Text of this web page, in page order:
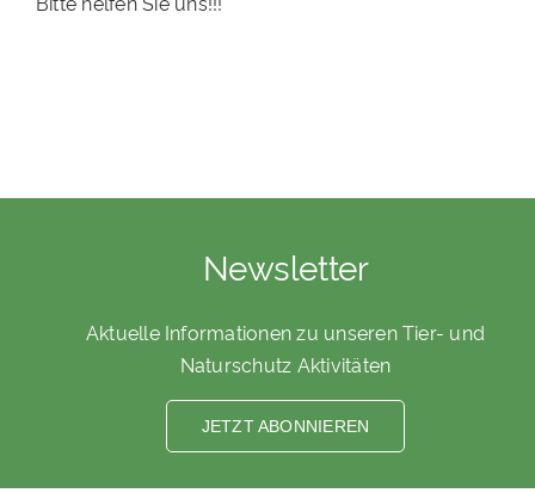
Newsletter
Aktuelle Informationen zu unseren Tier- und
Naturschutz Aktivitäten
JETZT ABONNIEREN